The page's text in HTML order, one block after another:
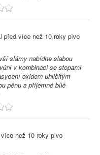
před více než 10 roky pivo
slámy nabídne slabou
v kombinaci se stopami
oxidem uhličitým
pěnu a příjemné bílé
více než 10 roky pivo